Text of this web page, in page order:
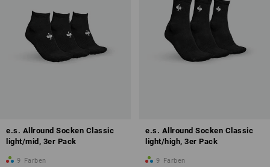
e.s. Allround Socken Classic
light/mid, 3er Pack
9 Farben
e.s. Allround Socken Classic
light/high, 3er Pack
9 Farben